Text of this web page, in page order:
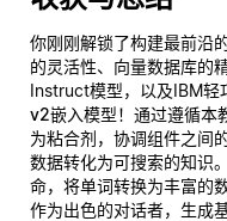
你刚刚解锁了构建最前沿
的灵活性、向量数据库的
Instruct模型，以及IBM轻
v2嵌入模型！通过遵循本
为粘合剂，协调组件之间
数据转化为可搜索的知识。
命，将单词转换为丰富的
作为出色的对话者，生成